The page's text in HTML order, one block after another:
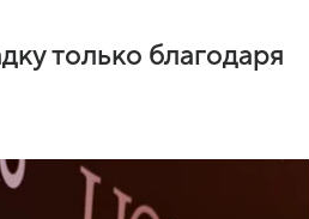
только благодаря